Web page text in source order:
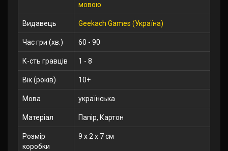
мовою
Видавець Geekach Games (Україна)
Час гри (хв.) 60 - 90
К-сть гравців 1 - 8
Вік (років) 10+
Мова українська
Матеріал Папір, Картон
Розмір
коробки
9 x 2 x 7 см